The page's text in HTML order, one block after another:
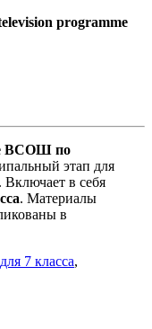
programme
ВСОШ по
этап для
Включает в себя
. Материалы
в
7 класса,